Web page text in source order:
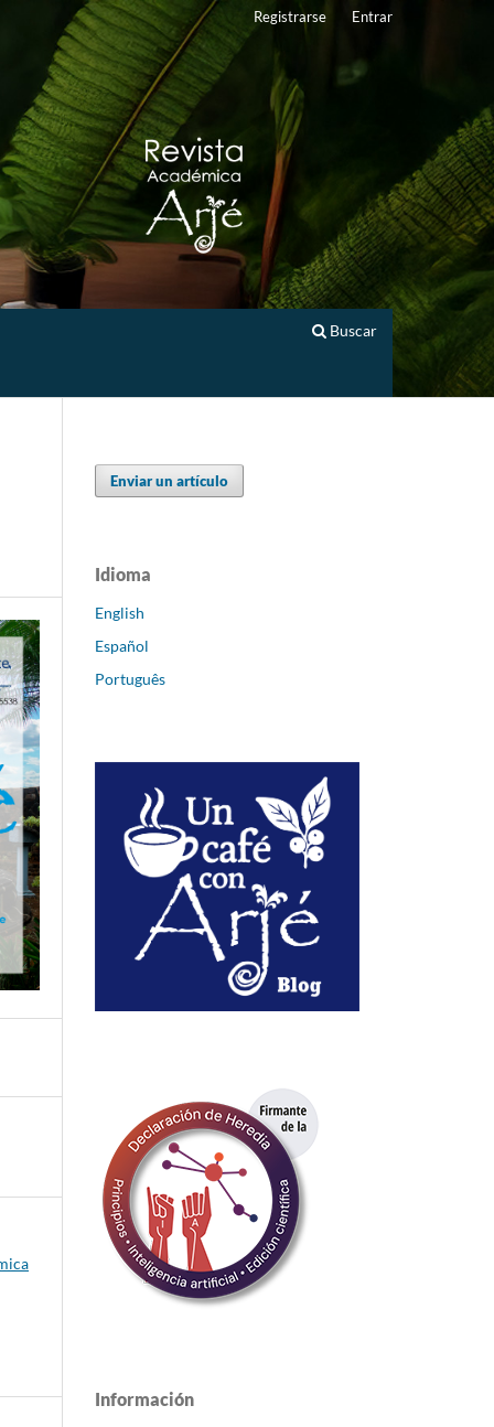
Buscar
Registrarse Entrar
Enviar un artículo
Idioma
English
Español
Português
Información